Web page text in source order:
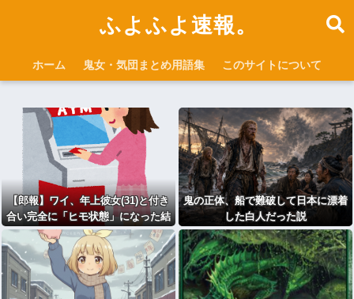
ふよふよ速報。
ホーム 鬼女・気団まとめ用語集 このサイトについて
【郎報】ワイ、年上彼女(31)と付き
合い完全に「ヒモ状態」になった結
果ｗｗｗ
鬼の正体、船で難破して日本に漂着
した白人だった説